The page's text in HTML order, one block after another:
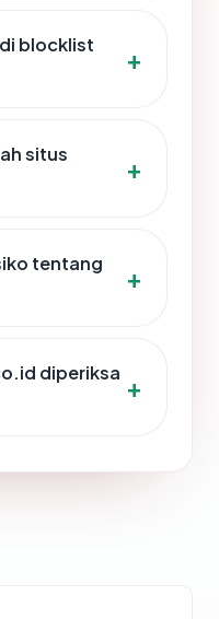
blocklist
situs
tentang
diperiksa